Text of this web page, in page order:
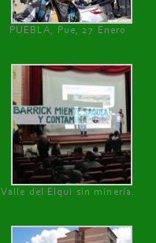
PUEBLA, Pue, 27 Enero
Valle del Elqui sin minería.